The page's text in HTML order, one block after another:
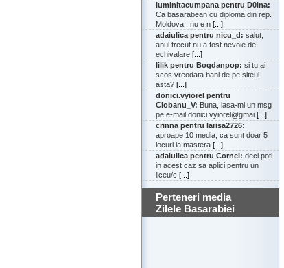
luminitacumpana pentru D0ina:
Ca basarabean cu diploma din rep.
Moldova , nu e n [...]
adaiulica pentru nicu_d: salut,
anul trecut nu a fost nevoie de
echivalare [...]
lilik pentru Bogdanpop: si tu ai
scos vreodata bani de pe siteul
asta? [...]
donici.vyiorel pentru
Ciobanu_V: Buna, lasa-mi un msg
pe e-mail donici.vyiorel@gmai [...]
crinna pentru larisa2726:
aproape 10 media, ca sunt doar 5
locuri la mastera [...]
adaiulica pentru Cornel: deci poti
in acest caz sa aplici pentru un
liceu/c [...]
Perteneri media
Zilele Basarabiei